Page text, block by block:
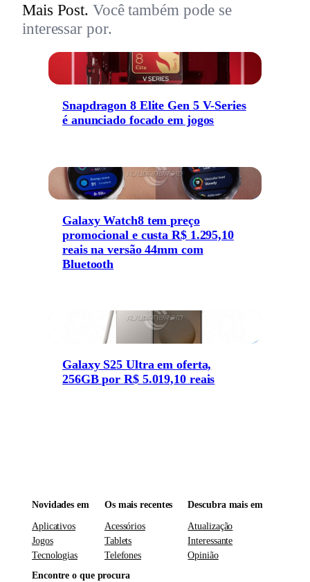
Mais Post. Você também pode se
interessar por.
Snapdragon 8 Elite Gen 5 V-Series
é anunciado focado em jogos
Galaxy Watch8 tem preço
promocional e custa R$ 1.295,10
reais na versão 44mm com
Bluetooth
Galaxy S25 Ultra em oferta,
256GB por R$ 5.019,10 reais
Novidades em
Aplicativos
Jogos
Tecnologias
Os mais recentes
Acessórios
Tablets
Telefones
Descubra mais em
Atualização
Interessante
Opinião
Encontre o que procura